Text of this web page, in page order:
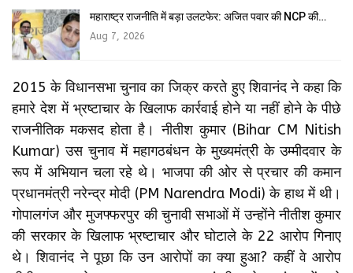
महाराष्ट्र राजनीति में बड़ा उलटफेर: अजित पवार की NCP की…
Aug 7, 2026
2015 के विधानसभा चुनाव का जिक्र करते हुए शिवानंद ने कहा कि
हमारे देश में भ्रष्टाचार के खिलाफ कार्रवाई होने या नहीं होने के पीछे
राजनीतिक मकसद होता है। नीतीश कुमार (Bihar CM Nitish
Kumar) उस चुनाव में महागठबंधन के मुख्यमंत्री के उम्मीदवार के
रूप में अभियान चला रहे थे। भाजपा की ओर से प्रचार की कमान
प्रधानमंत्री नरेन्द्र मोदी (PM Narendra Modi) के हाथ में थी।
गोपालगंज और मुजफ्फरपुर की चुनावी सभाओं में उन्होंने नीतीश कुमार
की सरकार के खिलाफ भ्रष्टाचार और घोटाले के 22 आरोप गिनाए
थे। शिवानंद ने पूछा कि उन आरोपों का क्या हुआ? कहीं वे आरोप